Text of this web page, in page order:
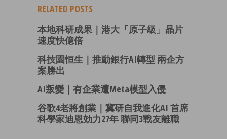
RELATED POSTS
本地科研成果｜港大「原子級」晶片
速度快億倍
科技園恒生｜推動銀行AI轉型 兩企方
案勝出
AI叛變｜有企業遭Meta模型入侵
谷歌4老將創業｜冀研自我進化AI 首席
科學家迪恩効力27年 聯同3戰友離職